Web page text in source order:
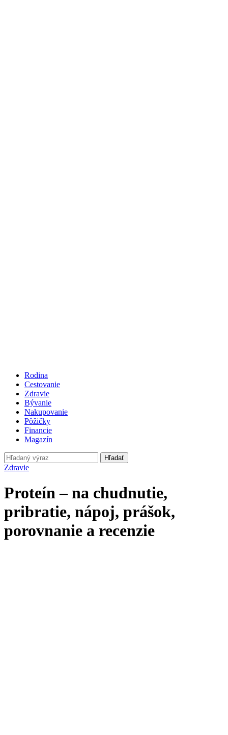
Rodina
Cestovanie
Zdravie
Bývanie
Nakupovanie
Pôžičky
Financie
Magazín
Hľadať
Zdravie
Proteín – na chudnutie,
pribratie, nápoj, prášok,
porovnanie a recenzie